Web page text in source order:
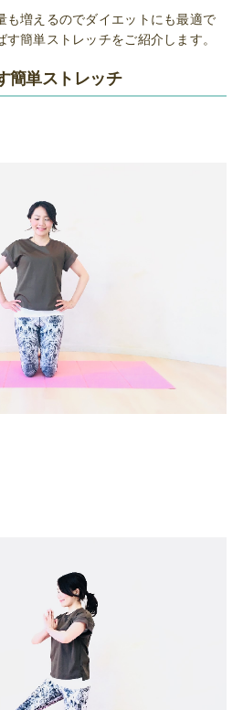
も増えるのでダイエットにも最適で
簡単ストレッチをご紹介します。
簡単ストレッチ